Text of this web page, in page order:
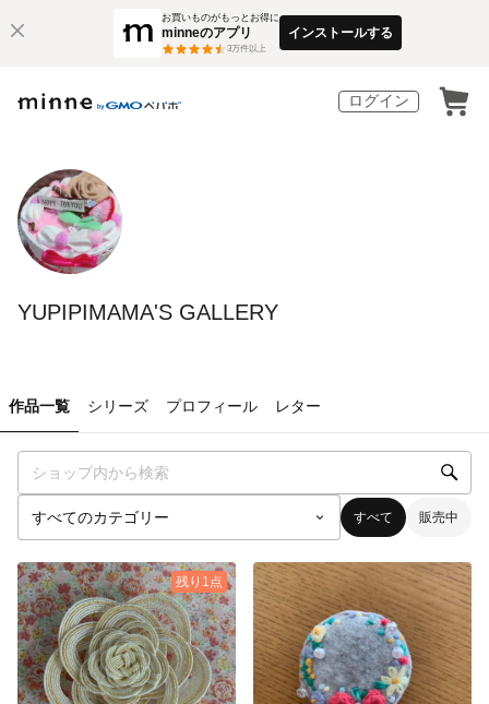
お買いものがもっとお得に
minneのアプリ
3万件以上
インストールする
ログイン
YUPIPIMAMA'S GALLERY
作品一覧 シリーズ プロフィール レター
すべて 販売中
残り1点